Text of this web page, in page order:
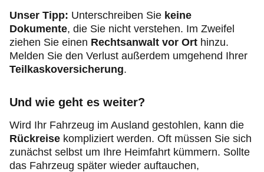
Unser Tipp: Unterschreiben Sie keine
Dokumente, die Sie nicht verstehen. Im Zweifel
ziehen Sie einen Rechtsanwalt vor Ort hinzu.
Melden Sie den Verlust außerdem umgehend Ihrer
Teilkaskoversicherung.
Und wie geht es weiter?
Wird Ihr Fahrzeug im Ausland gestohlen, kann die
Rückreise kompliziert werden. Oft müssen Sie sich
zunächst selbst um Ihre Heimfahrt kümmern. Sollte
das Fahrzeug später wieder auftauchen,